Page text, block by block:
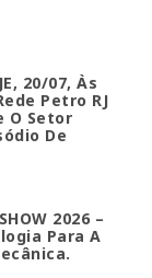
20/07, Às
Petro RJ
O Setor
De
2026 –
Para A